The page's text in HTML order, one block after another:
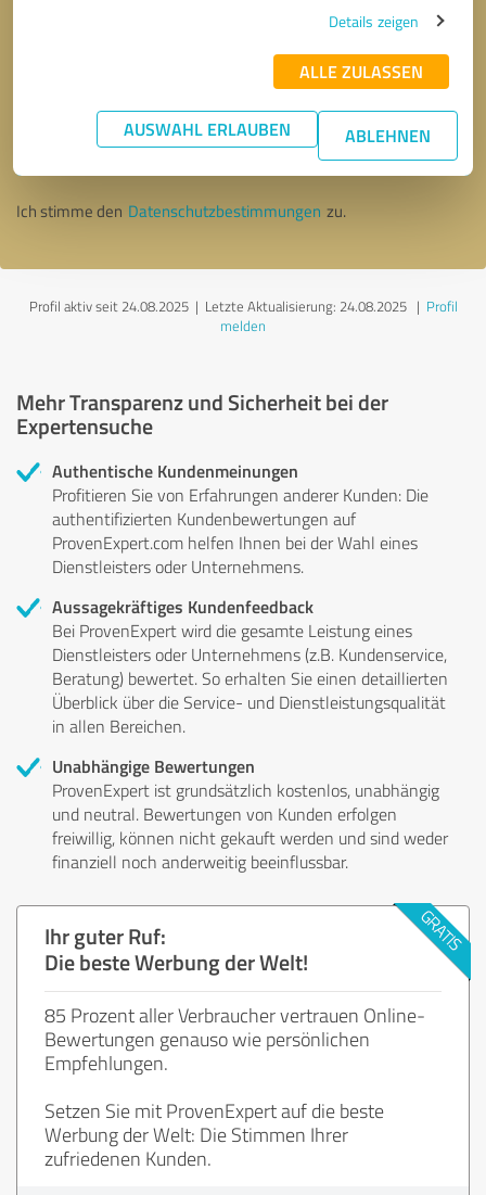
Details zeigen
ALLE ZULASSEN
AUSWAHL ERLAUBEN ABLEHNEN
Ich stimme den Datenschutzbestimmungen zu.
Profil aktiv seit 24.08.2025 | Letzte Aktualisierung: 24.08.2025| Profil
melden
Mehr Transparenz und Sicherheit bei der
Expertensuche
Authentische Kundenmeinungen
Profitieren Sie von Erfahrungen anderer Kunden: Die
authentifizierten Kundenbewertungen auf
ProvenExpert.com helfen Ihnen bei der Wahl eines
Dienstleisters oder Unternehmens.
Aussagekräftiges Kundenfeedback
Bei ProvenExpert wird die gesamte Leistung eines
Dienstleisters oder Unternehmens (z.B. Kundenservice,
Beratung) bewertet. So erhalten Sie einen detaillierten
Überblick über die Service- und Dienstleistungsqualität
in allen Bereichen.
Unabhängige Bewertungen
ProvenExpert ist grundsätzlich kostenlos, unabhängig
und neutral. Bewertungen von Kunden erfolgen
freiwillig, können nicht gekauft werden und sind weder
finanziell noch anderweitig beeinflussbar.
Ihr guter Ruf:
Die beste Werbung der Welt!
85 Prozent aller Verbraucher vertrauen Online-
Bewertungen genauso wie persönlichen
Empfehlungen.
Setzen Sie mit ProvenExpert auf die beste
Werbung der Welt: Die Stimmen Ihrer
zufriedenen Kunden.